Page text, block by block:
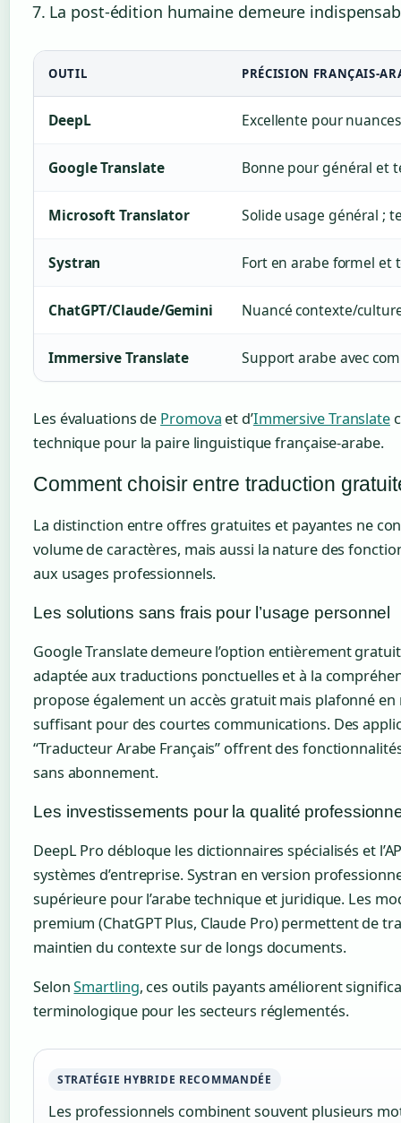
La post-édition humaine demeure
OUTIL PRÉCISION FRANÇAIS-
DeepL Excellente pour
Google Translate Bonne pour général et
Microsoft Translator Solide usage général ;
Systran Fort en arabe formel et
ChatGPT/Claude/Gemini Nuancé contexte/
Immersive Translate Support arabe avec
Les évaluations de Promova et d’Immersive Translate
technique pour la paire linguistique française-arabe.
Comment choisir entre traduction
La distinction entre offres gratuites et payantes ne
volume de caractères, mais aussi la nature des
aux usages professionnels.
Les solutions sans frais pour l’usage personnel
Google Translate demeure l’option entièrement
adaptée aux traductions ponctuelles et à la
propose également un accès gratuit mais plafonné
suffisant pour des courtes communications. Des
“Traducteur Arabe Français” offrent des
sans abonnement.
Les investissements pour la qualité
DeepL Pro débloque les dictionnaires spécialisés et
systèmes d’entreprise. Systran en version
supérieure pour l’arabe technique et juridique. Les
premium (ChatGPT Plus, Claude Pro) permettent de
maintien du contexte sur de longs documents.
SelonSmartling, ces outils payants améliorent
terminologique pour les secteurs réglementés.
STRATÉGIE HYBRIDE RECOMMANDÉE
Les professionnels combinent souvent plusieurs